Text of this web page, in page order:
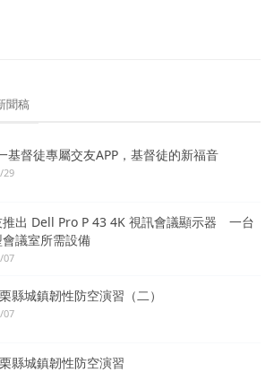
聞稿
基督徒專屬交友APP，基督徒的新福音
29
推出 Dell Pro P 43 4K 視訊會議顯示器 一台
議室所需設備
07
縣城鎮韌性防空演習（二）
07
縣城鎮韌性防空演習